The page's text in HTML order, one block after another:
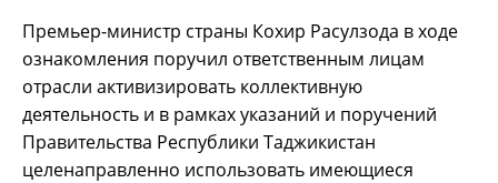
Премьер-министр страны Кохир Расулзода в ходе
ознакомления поручил ответственным лицам
отрасли активизировать коллективную
деятельность и в рамках указаний и поручений
Правительства Республики Таджикистан
целенаправленно использовать имеющиеся